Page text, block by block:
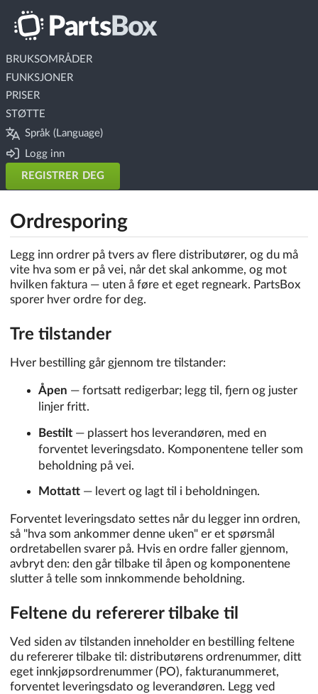
BRUKSOMRÅDER
FUNKSJONER
PRISER
STØTTE
Språk (Language)
Logg inn
REGISTRER DEG
Ordresporing
Legg inn ordrer på tvers av flere distributører, og du må
vite hva som er på vei, når det skal ankomme, og mot
hvilken faktura — uten å føre et eget regneark. PartsBox
sporer hver ordre for deg.
Tre tilstander
Hver bestilling går gjennom tre tilstander:
Åpen — fortsatt redigerbar; legg til, fjern og juster
linjer fritt.
Bestilt — plassert hos leverandøren, med en
forventet leveringsdato. Komponentene teller som
beholdning på vei.
Mottatt — levert og lagt til i beholdningen.
Forventet leveringsdato settes når du legger inn ordren,
så "hva som ankommer denne uken" er et spørsmål
ordretabellen svarer på. Hvis en ordre faller gjennom,
avbryt den: den går tilbake til åpen og komponentene
slutter å telle som innkommende beholdning.
Feltene du refererer tilbake til
Ved siden av tilstanden inneholder en bestilling feltene
du refererer tilbake til: distributørens ordrenummer, ditt
eget innkjøpsordrenummer (PO), fakturanummeret,
forventet leveringsdato og leverandøren. Legg ved